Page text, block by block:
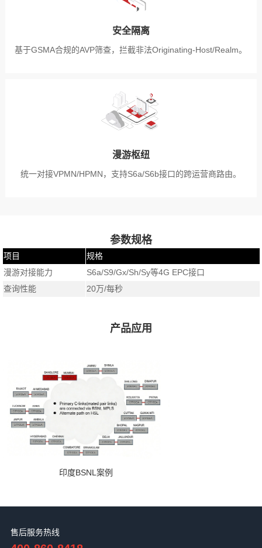
安全隔离
基于GSMA合规的AVP筛查，拦截非法Originating-Host/Realm。
漫游枢纽
统一对接VPMN/HPMN，支持S6a/S6b接口的跨运营商路由。
参数规格
项目
规格
漫游对接能力
S6a/S9/Gx/Sh/Sy等4G EPC接口
查询性能
20万/每秒
产品应用
印度BSNL案例
售后服务热线